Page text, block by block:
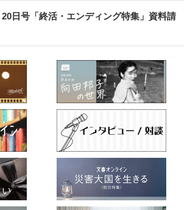
日号「終活・エンディング特集」資料請